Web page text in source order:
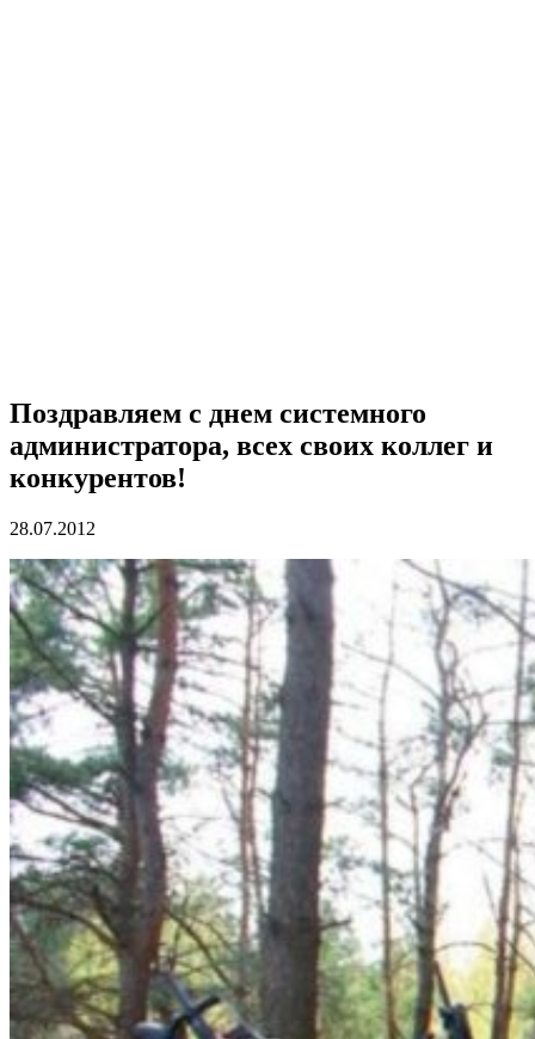
Поздравляем с днем системного
администратора, всех своих коллег и
конкурентов!
28.07.2012